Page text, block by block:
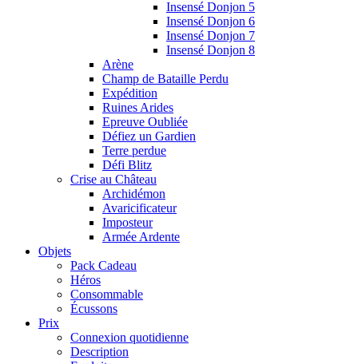
Insensé Donjon 5
Insensé Donjon 6
Insensé Donjon 7
Insensé Donjon 8
Arène
Champ de Bataille Perdu
Expédition
Ruines Arides
Epreuve Oubliée
Défiez un Gardien
Terre perdue
Défi Blitz
Crise au Château
Archidémon
Avaricificateur
Imposteur
Armée Ardente
Objets
Pack Cadeau
Héros
Consommable
Écussons
Prix
Connexion quotidienne
Description